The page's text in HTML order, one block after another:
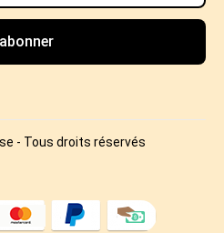
- Tous droits réservés